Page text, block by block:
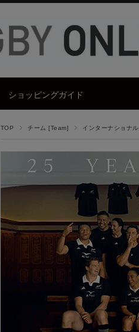
ショッピングガイド
TOP チーム [Team] インターナショナル